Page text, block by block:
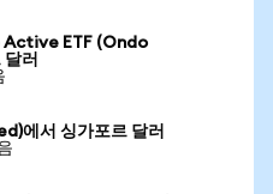
ETF (Ondo
러
에서 싱가포르 달러